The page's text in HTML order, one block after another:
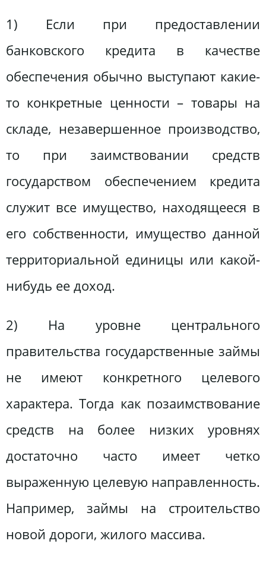
1) Если при предоставлении
банковского кредита в качестве
обеспечения обычно выступают какие-
то конкретные ценности – товары на
складе, незавершенное производство,
то при заимствовании средств
государством обеспечением кредита
служит все имущество, находящееся в
его собственности, имущество данной
территориальной единицы или какой-
нибудь ее доход.
2) На уровне центрального
правительства государственные займы
не имеют конкретного целевого
характера. Тогда как позаимствование
средств на более низких уровнях
достаточно часто имеет четко
выраженную целевую направленность.
Например, займы на строительство
новой дороги, жилого массива.